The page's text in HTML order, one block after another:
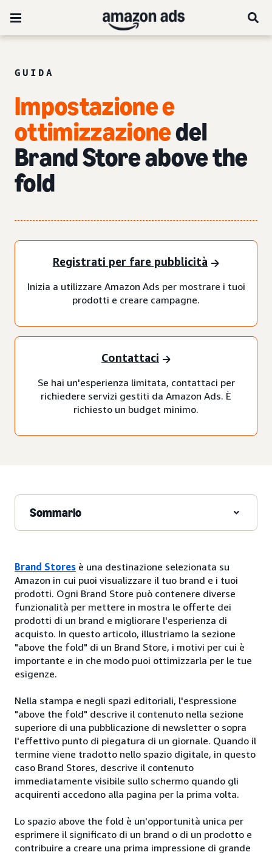
GUIDA
Impostazione e
ottimizzazionedel
Brand Store above the
fold
Registrati per fare pubblicità
Inizia a utilizzare Amazon Ads per mostrare i tuoi
prodotti e creare campagne.
Contattaci
Se hai un'esperienza limitata, contattaci per
richiedere servizi gestiti da Amazon Ads. È
richiesto un budget minimo.
Sommario
Brand Stores è una destinazione selezionata su
Amazon in cui puoi visualizzare il tuo brand e i tuoi
prodotti. Ogni Brand Store può contenere diverse
funzionalità per mettere in mostra le offerte dei
prodotti di un brand e migliorare l'esperienza di
acquisto. In questo articolo, illustriamo la sezione
"above the fold" di un Brand Store, i motivi per cui è
importante e in che modo puoi ottimizzarla per le tue
esigenze.
Nella stampa e negli spazi editoriali, l'espressione
"above the fold" descrive il contenuto nella sezione
superiore di una pubblicazione di newsletter o sopra
l'effettivo punto di piegatura di un giornale. Quando il
termine viene tradotto nello spazio digitale, in questo
caso Brand Stores, descrive il contenuto
immediatamente visibile sullo schermo quando gli
acquirenti accedono alla pagina per la prima volta.
Lo spazio above the fold è un'opportunità unica per
esprimere il significato di un brand o di un prodotto e
contribuire a creare una prima impressione di grande